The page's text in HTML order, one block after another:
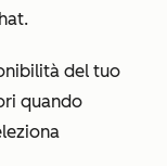
del tuo
quando